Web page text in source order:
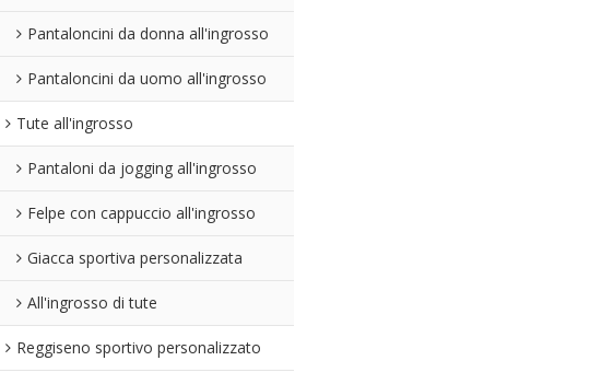
Pantaloncini da donna all'ingrosso
Pantaloncini da uomo all'ingrosso
Tute all'ingrosso
Pantaloni da jogging all'ingrosso
Felpe con cappuccio all'ingrosso
Giacca sportiva personalizzata
All'ingrosso di tute
Reggiseno sportivo personalizzato